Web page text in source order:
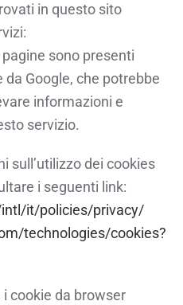
in questo sito
sono presenti
Google, che potrebbe
informazioni e
servizio.
sull’utilizzo dei cookies
i seguenti link:
it/policies/privacy/
technologies/cookies?
cookie da browser